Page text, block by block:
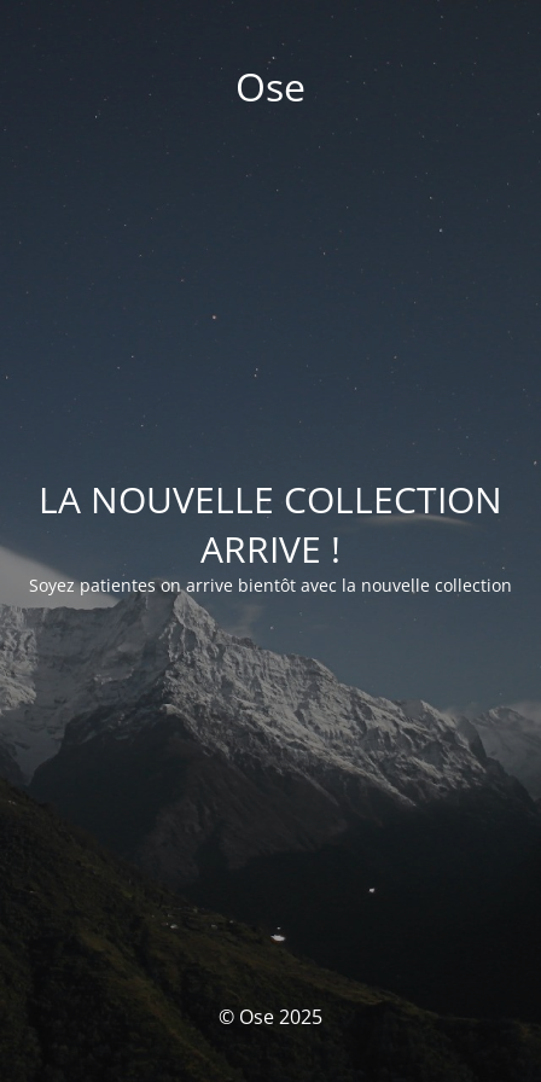
Ose
LA NOUVELLE COLLECTION
ARRIVE !
Soyez patientes on arrive bientôt avec la nouvelle collection
© Ose 2025